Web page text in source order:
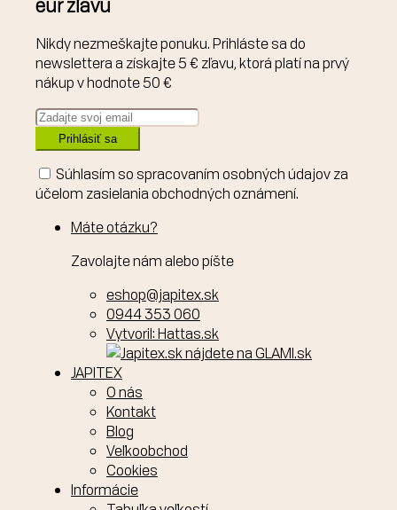
eur zľavu
Nikdy nezmeškajte ponuku. Prihláste sa do
newslettera a získajte 5 € zľavu, ktorá platí na prvý
nákup v hodnote 50 €
Prihlásiť sa
Súhlasím so spracovaním osobných údajov za
účelom zasielania obchodných oznámení.
Máte otázku?
Zavolajte nám alebo píšte
eshop@japitex.sk
0944 353 060
Vytvoril: Hattas.sk
JAPITEX
O nás
Kontakt
Blog
Veľkoobchod
Cookies
Informácie